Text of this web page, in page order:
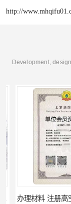
http://
Development,